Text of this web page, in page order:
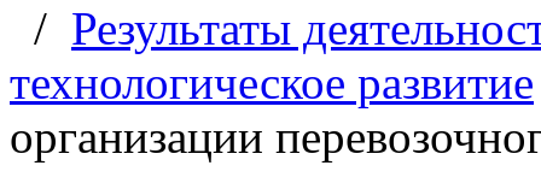
/ Результаты
технологическое развитие
организации